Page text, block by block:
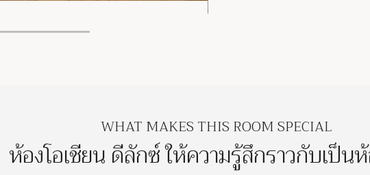
WHAT MAKES THIS ROOM SPECIAL
ห้องโอเชียน ดีลักซ์ ให้ความรู้สึกราวกับเป็น